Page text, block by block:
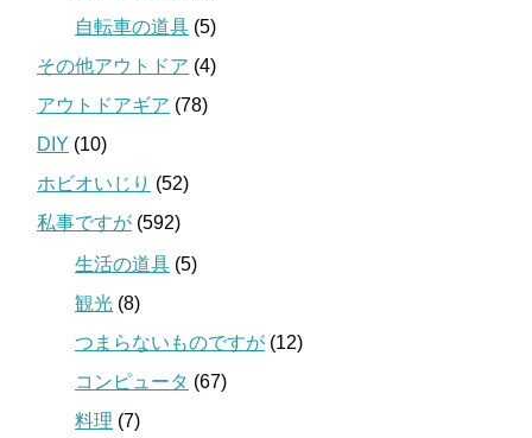
自転車の道具 (5)
その他アウトドア (4)
アウトドアギア (78)
DIY (10)
ホビオいじり (52)
私事ですが (592)
生活の道具 (5)
観光 (8)
つまらないものですが (12)
コンピュータ (67)
料理 (7)